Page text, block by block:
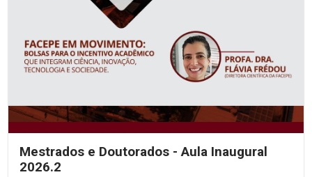
Mestrados e Doutorados - Aula Inaugural
2026.2